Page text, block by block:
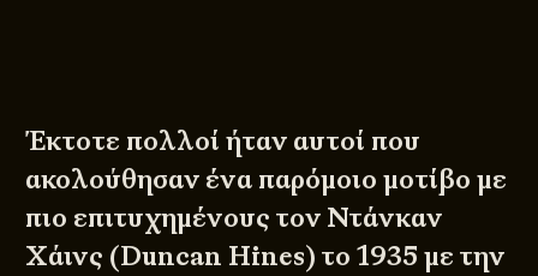
Έκτοτε πολλοί ήταν αυτοί που
ακολούθησαν ένα παρόμοιο μοτίβο με
πιο επιτυχημένους τον Ντάνκαν
Χάινς (Duncan Hines) το 1935 με την